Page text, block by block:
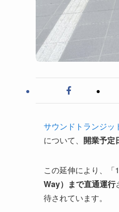
サウンドトランジッ
について、 開業予定
この延伸により、
Way）まで直通運行
待されています。